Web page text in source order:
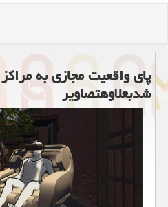
پای واقعیت مجازی به
شدبعلاوهتصاویر